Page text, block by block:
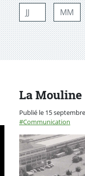
Jour Mois
La Mouline
Publié le 15
Communication